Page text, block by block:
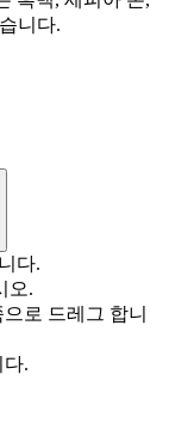
니다.
다.
오.
로 드레그 합니
.